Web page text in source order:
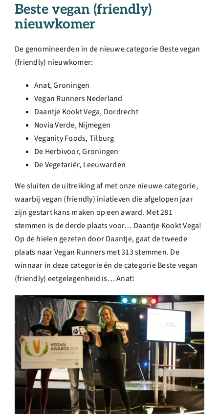
Beste vegan (friendly)
nieuwkomer
De genomineerden in de nieuwe categorie Beste vegan
(friendly) nieuwkomer:
Anat, Groningen
Vegan Runners Nederland
Daantje Kookt Vega, Dordrecht
Novia Verde, Nijmegen
Veganity Foods, Tilburg
De Herbivoor, Groningen
De Vegetariër, Leeuwarden
We sluiten de uitreiking af met onze nieuwe categorie,
waarbij vegan (friendly) iniatieven die afgelopen jaar
zijn gestart kans maken op een award. Met 281
stemmen is de derde plaats voor… Daantje Kookt Vega!
Op de hielen gezeten door Daantje, gaat de tweede
plaats naar Vegan Runners met 313 stemmen. De
winnaar in deze categorie én de categorie Beste vegan
(friendly) eetgelegenheid is… Anat!